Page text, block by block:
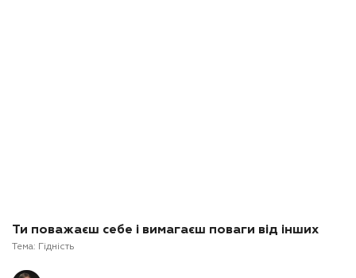
Ти поважаєш себе і вимагаєш поваги від інших
Тема: Гідність